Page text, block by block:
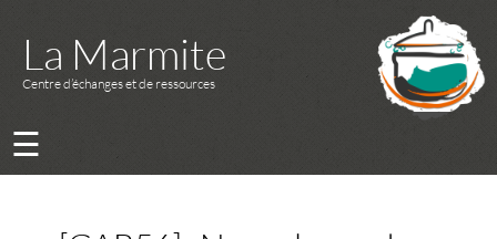
La Marmite
Centre d’échanges et de ressources
☰